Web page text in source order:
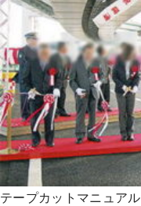
テープカットマニュアル